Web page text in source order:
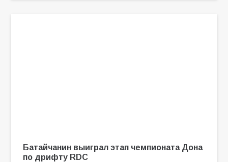
Батайчанин выиграл этап чемпионата Дона
по дрифту RDC